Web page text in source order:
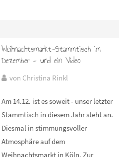
Weihnachtsmarkt-Stammtisch im
Dezember - und ein Video
von Christina Rinkl
Am 14.12. ist es soweit - unser letzter
Stammtisch in diesem Jahr steht an.
Diesmal in stimmungsvoller
Atmosphäre auf dem
Weihnachtsmarkt in Köln. Zur